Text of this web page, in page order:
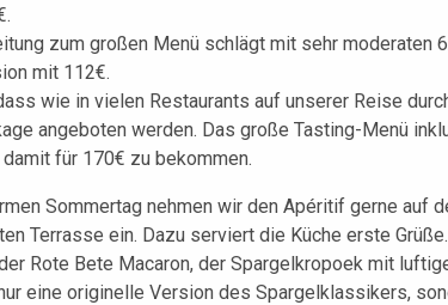
zum großen Menü schlägt mit sehr moderaten
mit 112€.
wie in vielen Restaurants auf unserer Reise
angeboten werden. Das große Tasting-Menü
für 170€ zu bekommen.
Sommertag nehmen wir den Apéritif gerne auf
Terrasse ein. Dazu serviert die Küche erste
Rote Bete Macaron, der Spargelkropoek mit
eine originelle Version des Spargelklassikers,